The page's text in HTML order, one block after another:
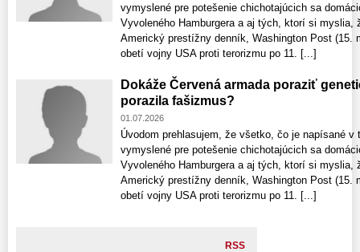
vymyslené pre potešenie chichotajúcich sa
Vyvoleného Hamburgera a aj tých, ktorí si myslia,
Americký prestížny denník, Washington Post (15.
obetí vojny USA proti terorizmu po 11. [...]
Dokáže Červená armada poraziť
porazila fašizmus?
01.07.2026
Úvodom prehlasujem, že všetko, čo je napísané
vymyslené pre potešenie chichotajúcich sa
Vyvoleného Hamburgera a aj tých, ktorí si myslia,
Americký prestížny denník, Washington Post (15.
obetí vojny USA proti terorizmu po 11. [...]
RSS